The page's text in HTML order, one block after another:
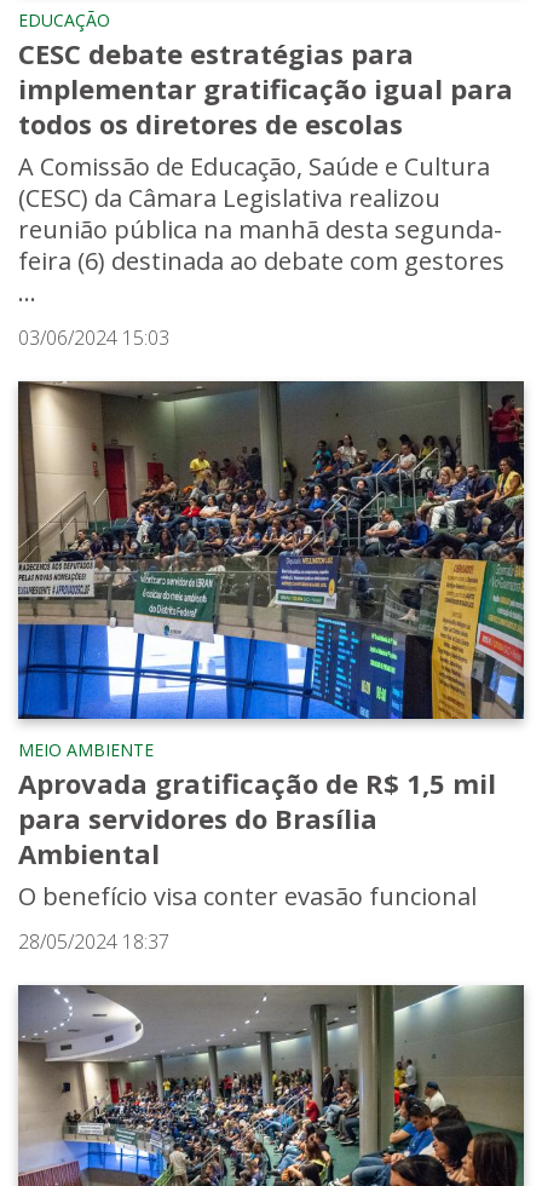
EDUCAÇÃO
CESC debate estratégias para
implementar gratificação igual para
todos os diretores de escolas
A Comissão de Educação, Saúde e Cultura
(CESC) da Câmara Legislativa realizou
reunião pública na manhã desta segunda-
feira (6) destinada ao debate com gestores
...
03/06/2024 15:03
MEIO AMBIENTE
Aprovada gratificação de R$ 1,5 mil
para servidores do Brasília
Ambiental
O benefício visa conter evasão funcional
28/05/2024 18:37